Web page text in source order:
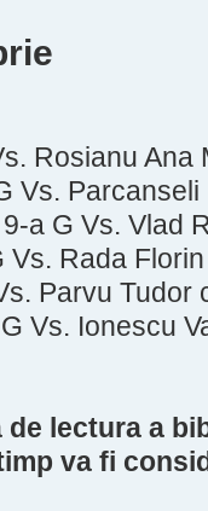
Rosianu Ana
Vs.
a G Vs. Vlad
Vs. Rada
Parvu Tudor
Vs. Ionescu
de lectura a
va fi